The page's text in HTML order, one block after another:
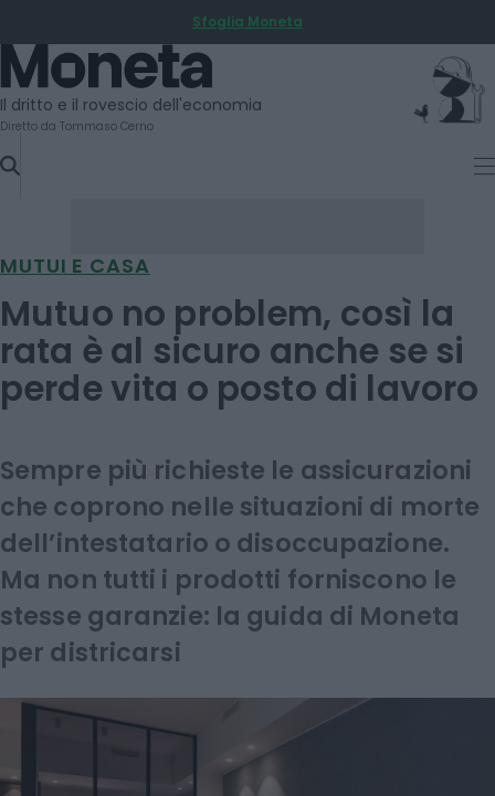
TO
CONTENT
Sfoglia Moneta
Moneta
Il dritto e il rovescio dell'economia
Diretto da Tommaso Cerno
MUTUI E CASA
Mutuo no problem, così la
rata è al sicuro anche se si
perde vita o posto di lavoro
Sempre più richieste le assicurazioni
che coprono nelle situazioni di morte
dell’intestatario o disoccupazione.
Ma non tutti i prodotti forniscono le
stesse garanzie: la guida di Moneta
per districarsi